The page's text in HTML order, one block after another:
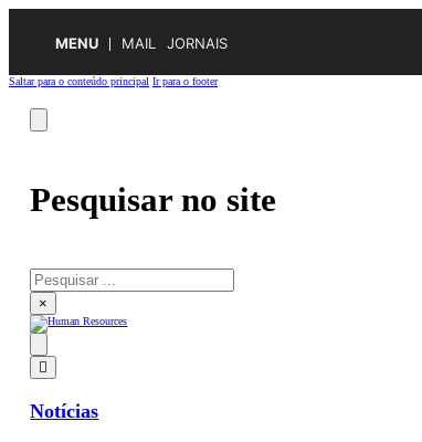
MENU MAIL JORNAIS
Saltar para o conteúdo principal Ir para o footer
Pesquisar no site
Pesquisar
×
Notícias